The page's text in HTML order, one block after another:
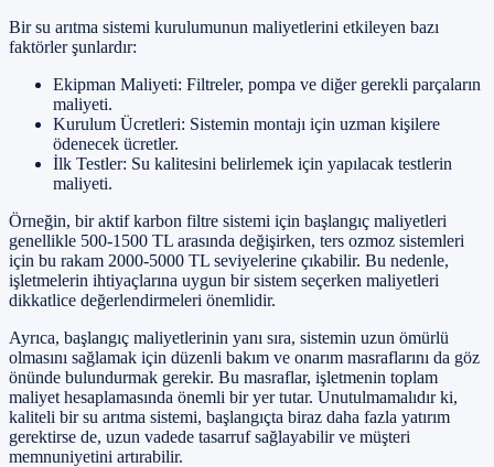
Bir su arıtma sistemi kurulumunun maliyetlerini etkileyen bazı
faktörler şunlardır:
Ekipman Maliyeti: Filtreler, pompa ve diğer gerekli parçaların
maliyeti.
Kurulum Ücretleri: Sistemin montajı için uzman kişilere
ödenecek ücretler.
İlk Testler: Su kalitesini belirlemek için yapılacak testlerin
maliyeti.
Örneğin, bir aktif karbon filtre sistemi için başlangıç maliyetleri
genellikle 500-1500 TL arasında değişirken, ters ozmoz sistemleri
için bu rakam 2000-5000 TL seviyelerine çıkabilir. Bu nedenle,
işletmelerin ihtiyaçlarına uygun bir sistem seçerken maliyetleri
dikkatlice değerlendirmeleri önemlidir.
Ayrıca, başlangıç maliyetlerinin yanı sıra, sistemin uzun ömürlü
olmasını sağlamak için düzenli bakım ve onarım masraflarını da göz
önünde bulundurmak gerekir. Bu masraflar, işletmenin toplam
maliyet hesaplamasında önemli bir yer tutar. Unutulmamalıdır ki,
kaliteli bir su arıtma sistemi, başlangıçta biraz daha fazla yatırım
gerektirse de, uzun vadede tasarruf sağlayabilir ve müşteri
memnuniyetini artırabilir.